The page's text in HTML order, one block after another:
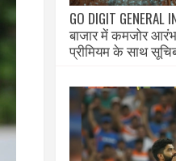
GO DIGIT
बाजार में कमजोर
प्रीमियम के साथ